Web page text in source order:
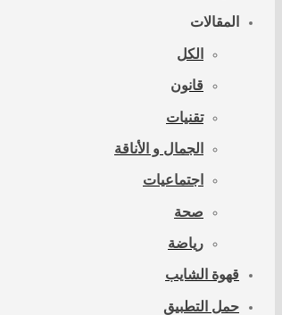
المقالات
الكل
قانون
تقنيات
الجمال و الأناقة
اجتماعيات
صحة
رياضة
قهوة الشايب
حمل التطبيق